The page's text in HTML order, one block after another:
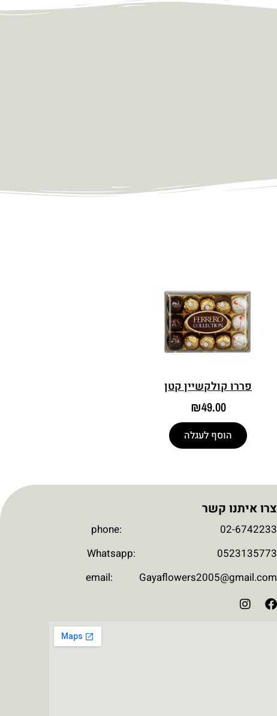
פררו קולקשיין קטן
₪49.00
הוסף לעגלה
צרו איתנו קשר
phone: 02-6742233
Whatsapp: 0523135773
email: Gayaflowers2005@gmail.com